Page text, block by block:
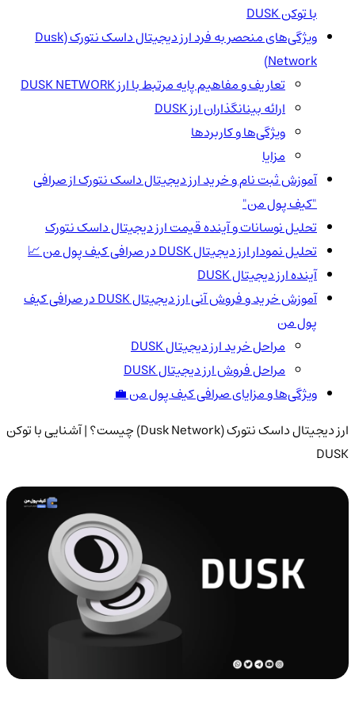
با توکن DUSK
ویژگی‌های منحصر به فرد ارز دیجیتال داسک نتورک (Dusk
Network)
تعاریف و مفاهیم پایه مرتبط با ارز DUSK NETWORK
ارائه بینانگذاران ارز DUSK
ویژگی‌ها و کاربردها
مزایا
آموزش ثبت نام و خرید ارز دیجیتال داسک نتورک از صرافی
"کیف پول من"
تحلیل نوسانات و آینده قیمت ارز دیجیتال داسک نتورک
تحلیل نمودار ارز دیجیتال DUSK در صرافی کیف پول من 📈
آینده ارز دیجیتال DUSK
آموزش خرید و فروش آنی ارز دیجیتال DUSK در صرافی کیف
پول من
مراحل خرید ارز دیجیتال DUSK
مراحل فروش ارز دیجیتال DUSK
ویژگی‌ها و مزایای صرافی کیف پول من 💼
ارز دیجیتال داسک نتورک (Dusk Network) چیست؟ | آشنایی با توکن
DUSK